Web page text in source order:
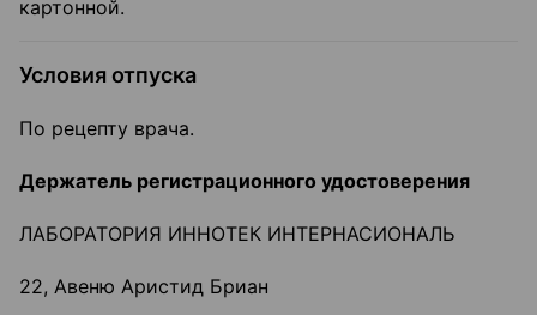
картонной.
Условия отпуска
По рецепту врача.
Держатель регистрационного удостоверения
ЛАБОРАТОРИЯ ИННОТЕК ИНТЕРНАСИОНАЛЬ
22, Авеню Аристид Бриан